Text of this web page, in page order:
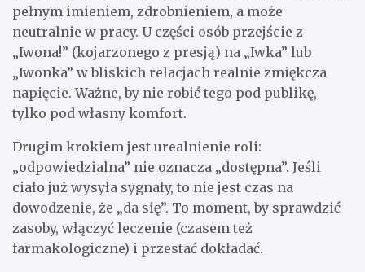
pełnym imieniem, zdrobnieniem, a może
neutralnie w pracy. U części osób przejście z
„Iwona!” (kojarzonego z presją) na „Iwka” lub
„Iwonka” w bliskich relacjach realnie zmiękcza
napięcie. Ważne, by nie robić tego pod publikę,
tylko pod własny komfort.
Drugim krokiem jest urealnienie roli:
„odpowiedzialna” nie oznacza „dostępna”. Jeśli
ciało już wysyła sygnały, to nie jest czas na
dowodzenie, że „da się”. To moment, by sprawdzić
zasoby, włączyć leczenie (czasem też
farmakologiczne) i przestać dokładać.